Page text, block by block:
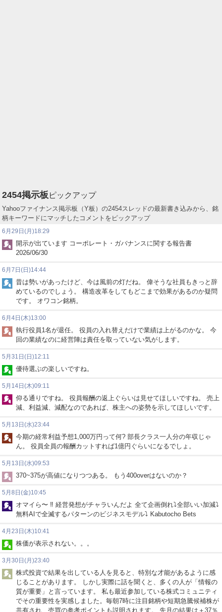
2454掲示板 ピックアップ
Yahooファイナンス掲示板（Y板）の2454スレッドの最新書き込みから、銘
柄キーワードにマッチしたコメントをピックアップ
6月29日(月)18:29
開示が出ています コーポレート・ガバナンスに関する報告書
2026/06/30
6月7日(日)14:44
昔は勢いがあったけど、今は風前の灯だね。 偉そうな社員もきっと辞
めているのでしょう。 構造改革をしてもどこまで効果があるのか疑問
です。 オワコン銘柄。
6月4日(木)13:00
執行役員1名が退任。 役員の入れ替えだけで業績は上がるのかな。 今
回の業績なのに経営陣は責任を取っていない気がします。
5月31日(日)12:11
優待選ぶの楽しいですね。
5月14日(木)09:11
仰る通りですね。 役員報酬の返上ぐらいは見せてほしいですね。 売上
減、利益減、減配なのであれば、株主への姿勢を示してほしいです。
5月13日(水)23:44
今期の経常利益予想1,000万円って何? 部長クラス一人分の年収じゃ
ん。 役員全員の報酬カットすれば1億円ぐらいになるでしょ。
5月13日(水)09:53
370~375が高値になりつつある。 もう400overはないのか？
5月8日(金)10:45
オマイら〜 ‼️ 経営発想がチャラいんだよ 全て企画倒れ⤵️全部いい加減⤵️
無料AIで全滅するパターンのビジネスモデル⤵️ Kabutocho Bets
4月23日(木)10:41
株価が表示されない。。。
3月30日(月)23:40
株式投資で結果を出している人を見ると、特別な才能があるように感
じることがあります。 しかし実際に話を聞くと、多くの人が「情報の
質が重要」と言っています。 私も最近参加している株式コミュニティ
でその重要性を実感しました。毎朝7時に注目銘柄や短期急騰候補株が
共有され、売買の参考ポイントも説明されます。 先月の結果は＋37％